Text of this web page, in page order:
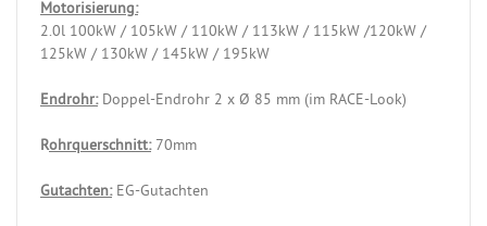
Motorisierung:
2.0l 100kW / 105kW / 110kW / 113kW / 115kW /120kW /
125kW / 130kW / 145kW / 195kW
Endrohr:Doppel-Endrohr 2 x Ø 85 mm (im RACE-Look)
Rohrquerschnitt:70mm
Gutachten:EG-Gutachten